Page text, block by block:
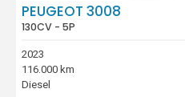
PEUGEOT 3008
130CV - 5P
2023
116.000 km
Diesel